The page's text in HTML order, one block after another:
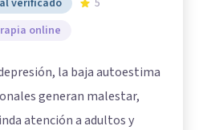
verificado
5
online
la baja autoestima
generan malestar,
atención a adultos y